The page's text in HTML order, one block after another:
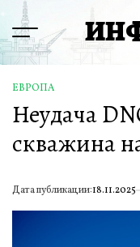
Перейти
содержимому
Menu
ОПУБЛИКОВАНО
В
ЕВРОПА
Неудача
скважина
Дата публикации:18.11.2025